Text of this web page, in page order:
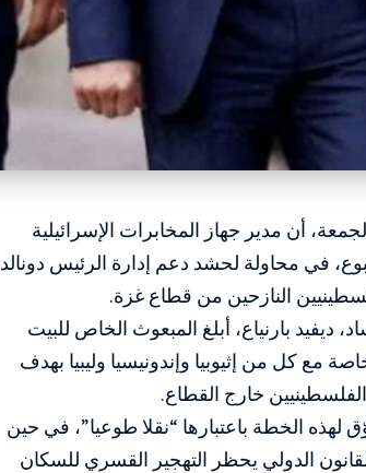
أن مدير جهاز المخابرات الإسرائيلية
في محاولة لحشد دعم إدارة الرئيس دونالد
النازحين من قطاع غزة.
بارنياع، أبلغ المبعوث الخاص للبيت
مع كل من إثيوبيا وإندونيسيا وليبيا بهدف
خارج القطاع.
الخطة باعتبارها “نقلا طوعيا”، في حين
الدولي يحظر التهجير القسري للسكان